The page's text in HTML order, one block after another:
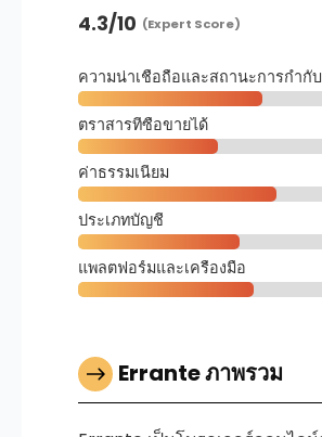
4.3/10 (Expert Score)
ความน่าเชื่อถือและสถานะการกำกั
ตราสารที่ซื้อขายได้
ค่าธรรมเนียม
ประเภทบัญชี
แพลตฟอร์มและเครื่องมือ
Errante ภาพรวม